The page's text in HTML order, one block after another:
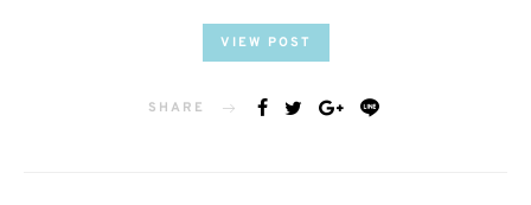
VIEW POST
SHARE